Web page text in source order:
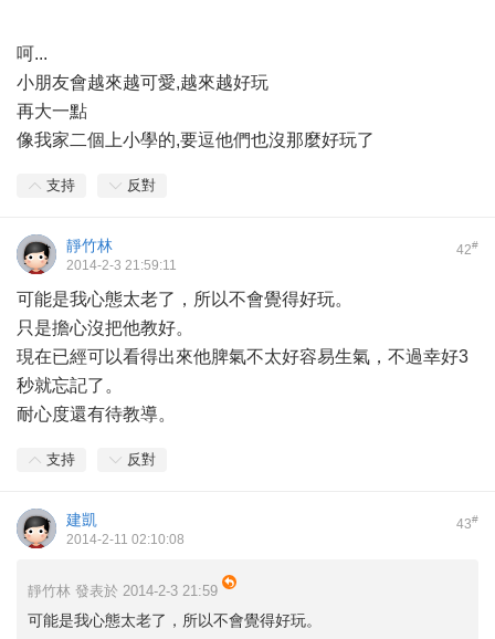
呵...
小朋友會越來越可愛,越來越好玩
再大一點
像我家二個上小學的,要逗他們也沒那麼好玩了
支持 反對
42#
靜竹林
2014-2-3 21:59:11
可能是我心態太老了，所以不會覺得好玩。
只是擔心沒把他教好。
現在已經可以看得出來他脾氣不太好容易生氣，不過幸好3
秒就忘記了。
耐心度還有待教導。
支持 反對
43#
建凱
2014-2-11 02:10:08
靜竹林 發表於 2014-2-3 21:59
可能是我心態太老了，所以不會覺得好玩。